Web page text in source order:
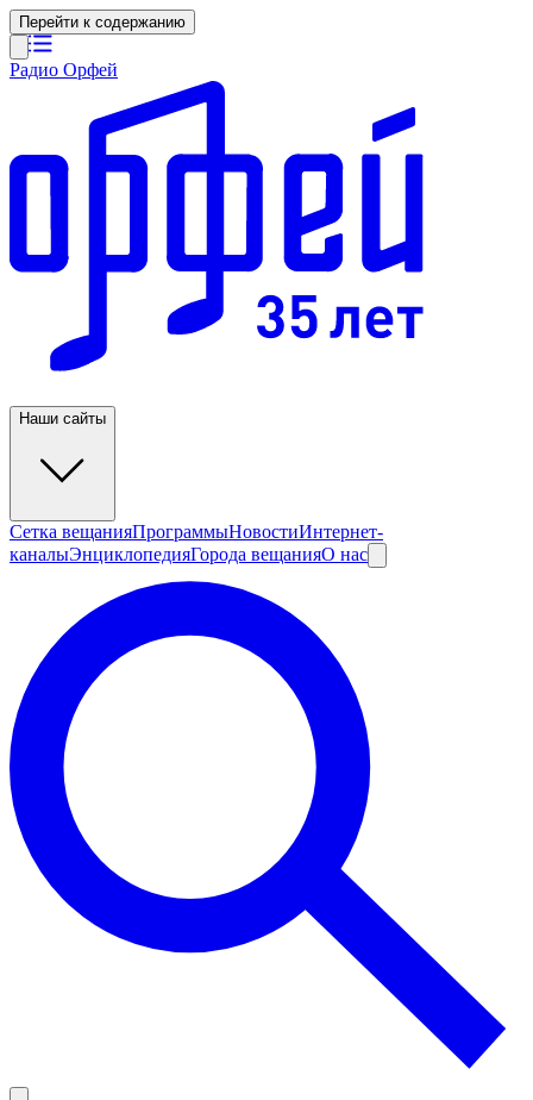
Перейти к содержанию
Радио Орфей
Наши сайты
Сетка вещанияПрограммыНовостиИнтернет-
каналыЭнциклопедияГорода вещанияО нас